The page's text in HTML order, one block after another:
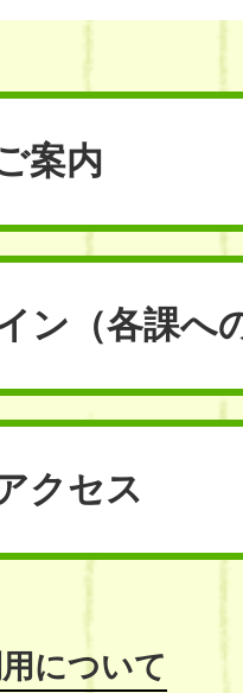
案内
ン （各課へ
クセス
について